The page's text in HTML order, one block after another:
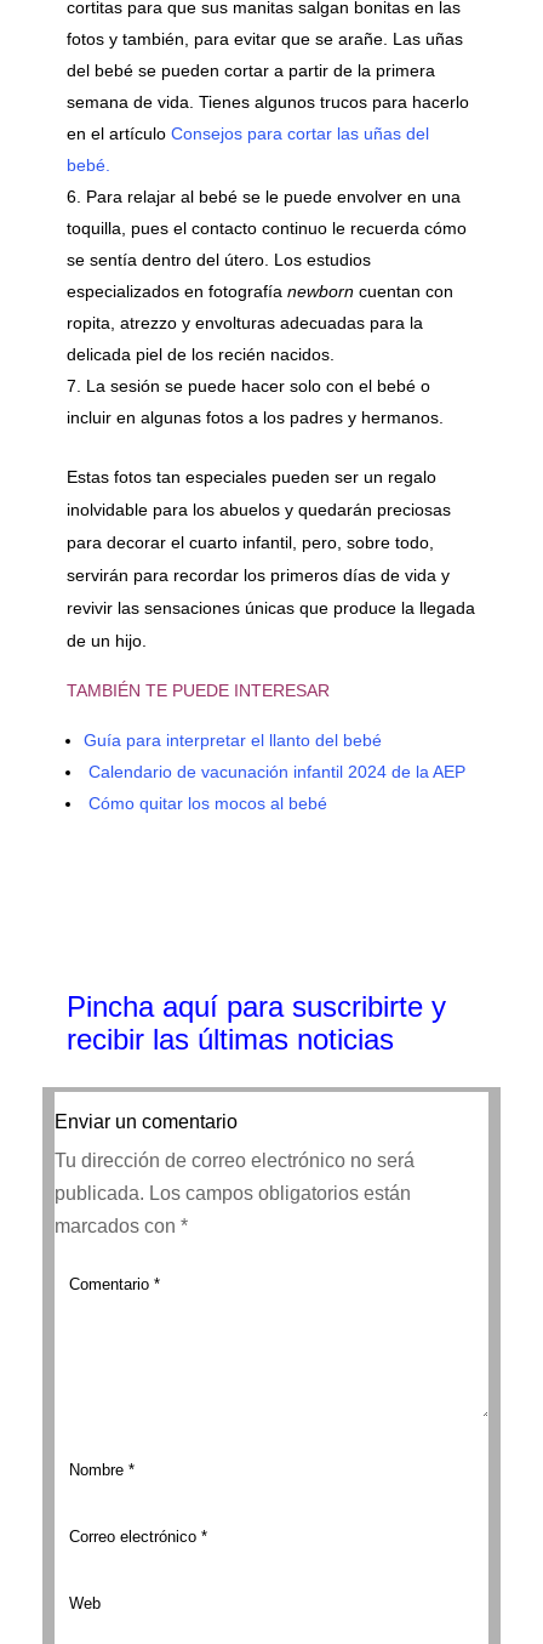
cortitas para que sus manitas salgan bonitas en las
fotos y también, para evitar que se arañe. Las uñas
del bebé se pueden cortar a partir de la primera
semana de vida. Tienes algunos trucos para hacerlo
en el artículo Consejos para cortar las uñas del
bebé.
Para relajar al bebé se le puede envolver en una
toquilla, pues el contacto continuo le recuerda cómo
se sentía dentro del útero. Los estudios
especializados en fotografía newborncuentan con
ropita, atrezzo y envolturas adecuadas para la
delicada piel de los recién nacidos.
La sesión se puede hacer solo con el bebé o
incluir en algunas fotos a los padres y hermanos.
Estas fotos tan especiales pueden ser un regalo
inolvidable para los abuelos y quedarán preciosas
para decorar el cuarto infantil, pero, sobre todo,
servirán para recordar los primeros días de vida y
revivir las sensaciones únicas que produce la llegada
de un hijo.
TAMBIÉN TE PUEDE INTERESAR
Guía para interpretar el llanto del bebé
Calendario de vacunación infantil 2024 de la AEP
Cómo quitar los mocos al bebé
Pincha aquí para suscribirte y
recibir las últimas noticias
Enviar un comentario
Tu dirección de correo electrónico no será
publicada. Los campos obligatorios están
marcados con *